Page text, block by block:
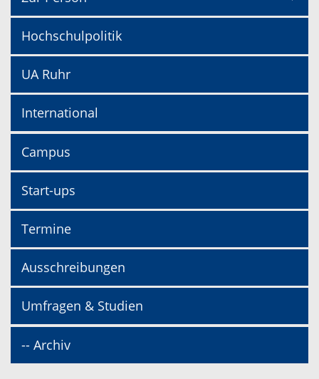
Hochschulpolitik
UA Ruhr
International
Campus
Start-ups
Termine
Ausschreibungen
Umfragen & Studien
-- Archiv